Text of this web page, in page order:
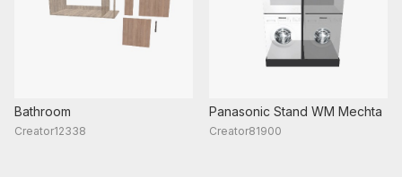
Bathroom
Creator12338
Panasonic Stand WM Mechta
Creator81900